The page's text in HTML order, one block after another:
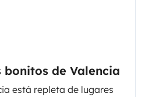
bonitos de Valencia
está repleta de lugares